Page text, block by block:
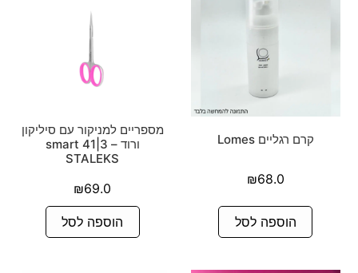
קרם רגליים Lomes
₪68.0
הוספה לסל
מספריים למניקור עם סיליקון
ורוד – smart 41|3
STALEKS
₪69.0
הוספה לסל